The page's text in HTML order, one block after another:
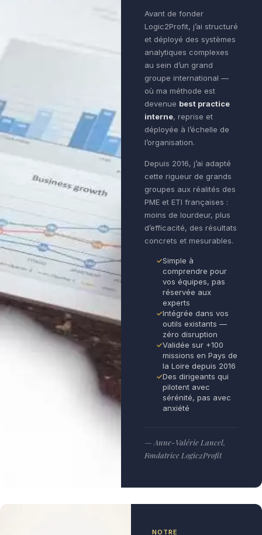
Avant de fonder
Logic2Profit, j’ai structuré
et déployé des systèmes
analytiques complexes
au sein d’un grand
groupe international —
où ma méthode est
devenue best practice
interne, reprise et
déployée à l’échelle de
l’organisation.
Depuis 2016, j’ai adapté
cette rigueur de grands
groupes aux réalités des
PME et ETI françaises :
moins de lourdeur, plus
d’efficacité, des résultats
concrets et mesurables.
Simple à
comprendre pour
vos équipes, pas
réservée aux
experts
Intégrée dans vos
outils existants —
zéro disruption
Validée sur +100
missions en Pays de
la Loire depuis 2016
Des dirigeants qui
pilotent avec
sérénité, pas avec
anxiété
— Anne-Valérie Lancel,
Fondatrice Logic2Profit
NOTRE